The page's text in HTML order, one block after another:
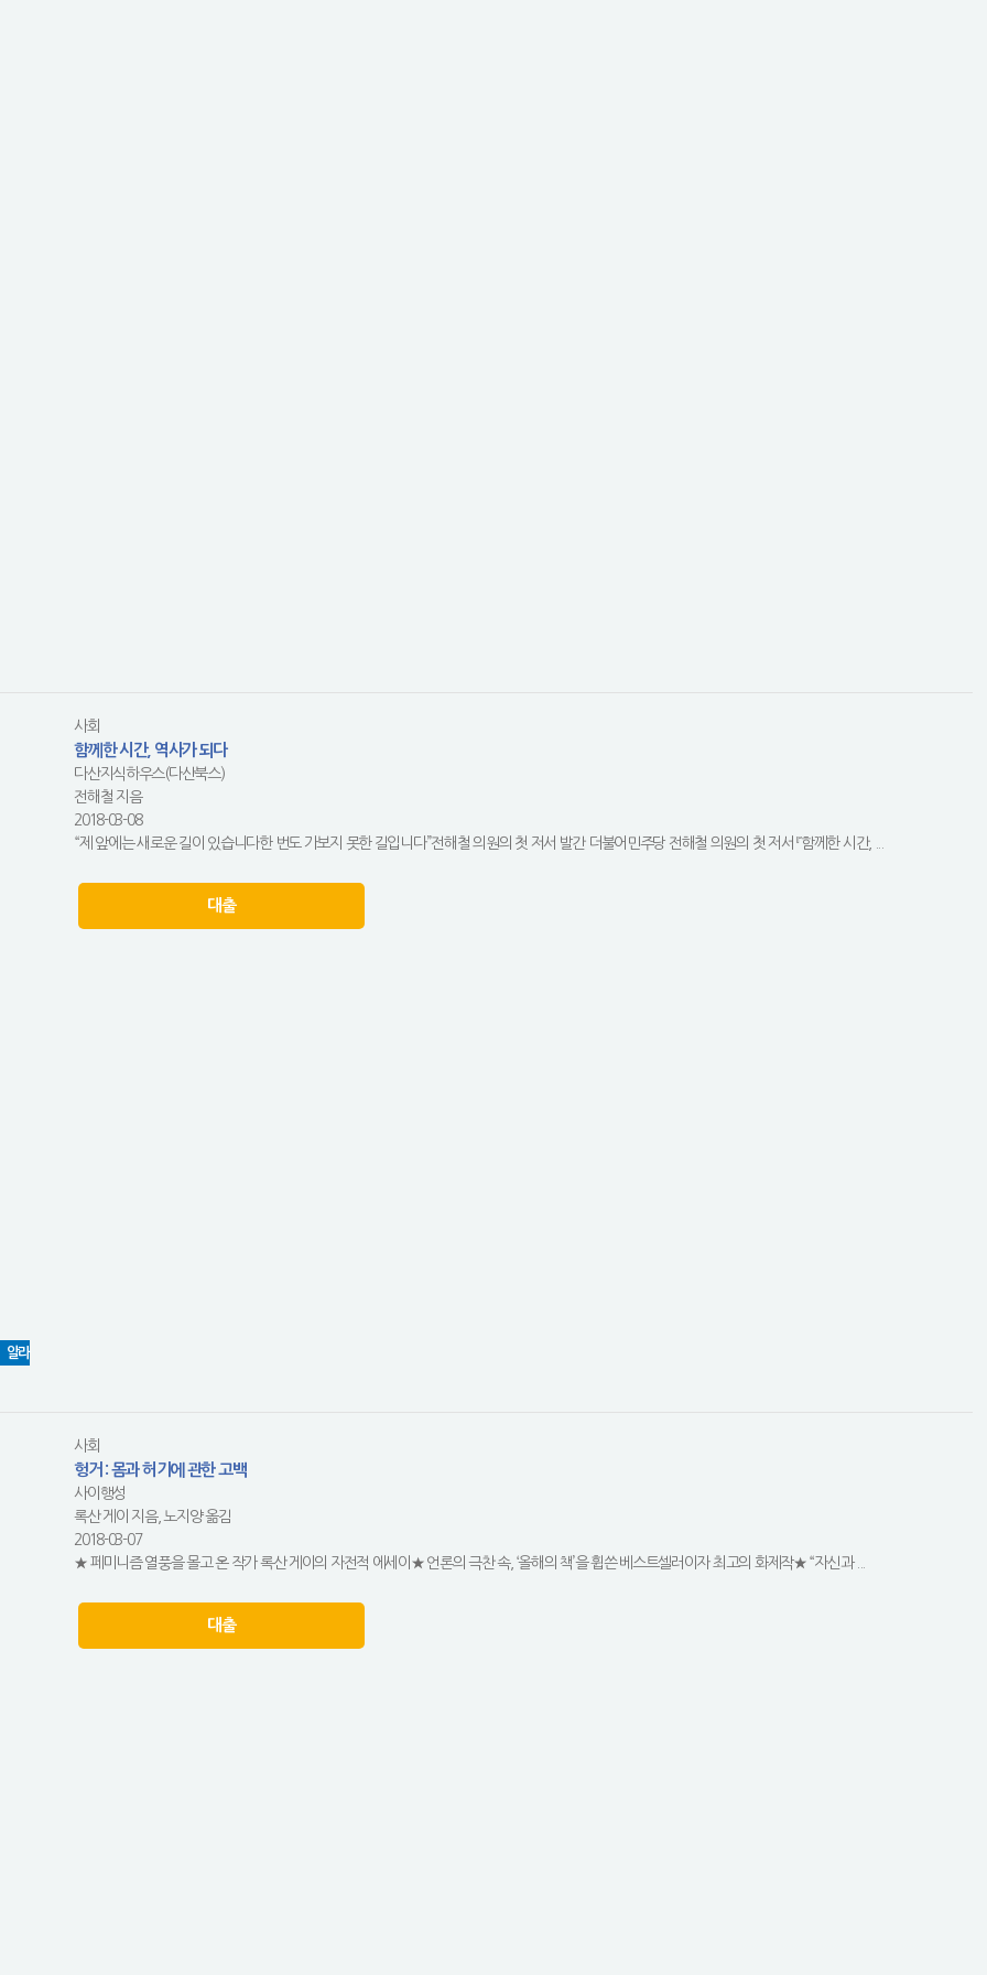
알라
사회
함께한 시간, 역사가 되다
다산지식하우스(다산북스)
전해철 지음
2018-03-08
“제 앞에는 새로운 길이 있습니다한 번도 가보지 못한 길입니다”전해철 의원의 첫 저서 발간 더불어민주당 전해철 의원의 첫 저서 『함께한 시간, ...
대출
사회
헝거 : 몸과 허기에 관한 고백
사이행성
록산 게이 지음, 노지양 옮김
2018-03-07
★ 페미니즘 열풍을 몰고 온 작가 록산 게이의 자전적 에세이★ 언론의 극찬 속, ‘올해의 책’을 휩쓴 베스트셀러이자 최고의 화제작★ “자신과 ...
대출